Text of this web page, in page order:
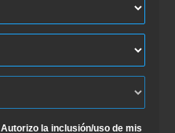
Autorizo la inclusión/uso de mis